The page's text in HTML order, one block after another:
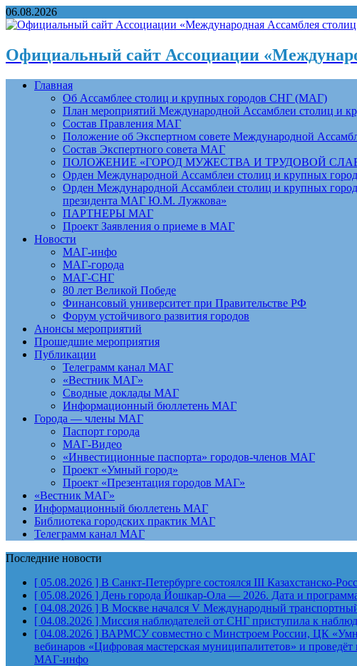
06.08.2026
Официальный сайт Ассоциации
Главная
Об Ассамблее столиц и крупных городов СНГ (МАГ)
План мероприятий Международной Ассамблеи столиц и
Состав Правления МАГ
Положение об Экспертном совете Международной
Состав Экспертного совета МАГ
ПОЛОЖЕНИЕ «ГОРОД МУЖЕСТВА И ТРУДОВОЙ
Орден Международной Ассамблеи столиц и крупных
Орден Международной Ассамблеи столиц и крупных
президента МАГ Ю.М. Лужкова»
ПАРТНЕРЫ МАГ
Проект Заявления о приеме в МАГ
Новости
МАГ-инфо
МАГ-города
МАГ-СНГ
80 лет Великой Победе
Финансовый университет при Правительстве РФ
Форум устойчивого развития городов
Анонсы мероприятий
Прошедшие мероприятия
Публикации
Телеграмм канал МАГ
«Вестник МАГ»
Сводные доклады МАГ
Информационный бюллетень МАГ
Города — члены МАГ
Паспорт города
МАГ-Видео
«Инвестиционные паспорта» городов-членов МАГ
Проект «Умный город»
Проект «Презентация городов МАГ»
«Вестник МАГ»
Информационный бюллетень МАГ
Библиотека городских практик МАГ
Телеграмм канал МАГ
Последние новости
[ 05.08.2026 ] В Санкт-Петербурге состоялся III Казахстанско-
[ 05.08.2026 ] День города Йошкар-Ола — 2026. Дата и
[ 04.08.2026 ] В Москве начался V Международный
[ 04.08.2026 ] Миссия наблюдателей от СНГ приступила к
[ 04.08.2026 ] ВАРМСУ совместно с Минстроем России, ЦК
вебинаров «Цифровая мастерская муниципалитетов» и
МАГ-инфо